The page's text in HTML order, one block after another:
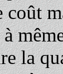
coût
la